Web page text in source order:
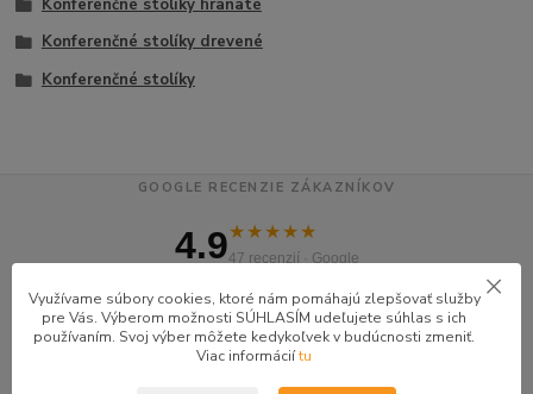
Konferenčné stolíky drevené
Konferenčné stolíky
GOOGLE RECENZIE ZÁKAZNÍKOV
4.9★★★★★
47 recenzií · Google
AP Alena P.
Využívame súbory cookies, ktoré nám pomáhajú zlepšovať služby
pre Vás. Výberom možnosti SÚHLASÍM udeľujete súhlas s ich
používaním. Svoj výber môžete kedykoľvek v budúcnosti zmeniť.
Viac informáciítu